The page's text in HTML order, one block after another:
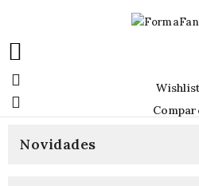



Novidades